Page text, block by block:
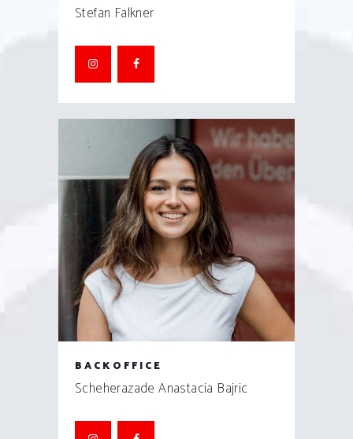
Stefan Falkner
BACKOFFICE
Scheherazade Anastacia Bajric